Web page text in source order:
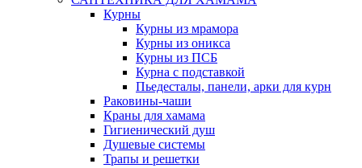
Курны
Курны из мрамора
Курны из оникса
Курны из ПСБ
Курна с подставкой
Пьедесталы, панели, арки для курн
Раковины-чаши
Краны для хамама
Гигиенический душ
Душевые системы
Трапы и решетки